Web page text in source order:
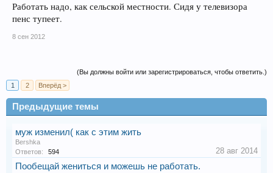
Работать надо, как сельской местности. Сидя у телевизора
пенс тупеет.
8 сен 2012
(Вы должны войти или зарегистрироваться, чтобы ответить.)
1
2 Вперёд >
Предыдущие темы
муж изменил( как с этим жить
Bershka
Ответов:
594 28 авг 2014
Пообещай жениться и можешь не работать.